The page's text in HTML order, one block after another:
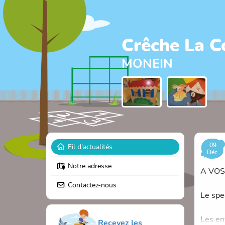
Crêche La
MONEIN
Fil d'actualités
Notre adresse
Contactez-nous
09
Déc.
A
Le
Les